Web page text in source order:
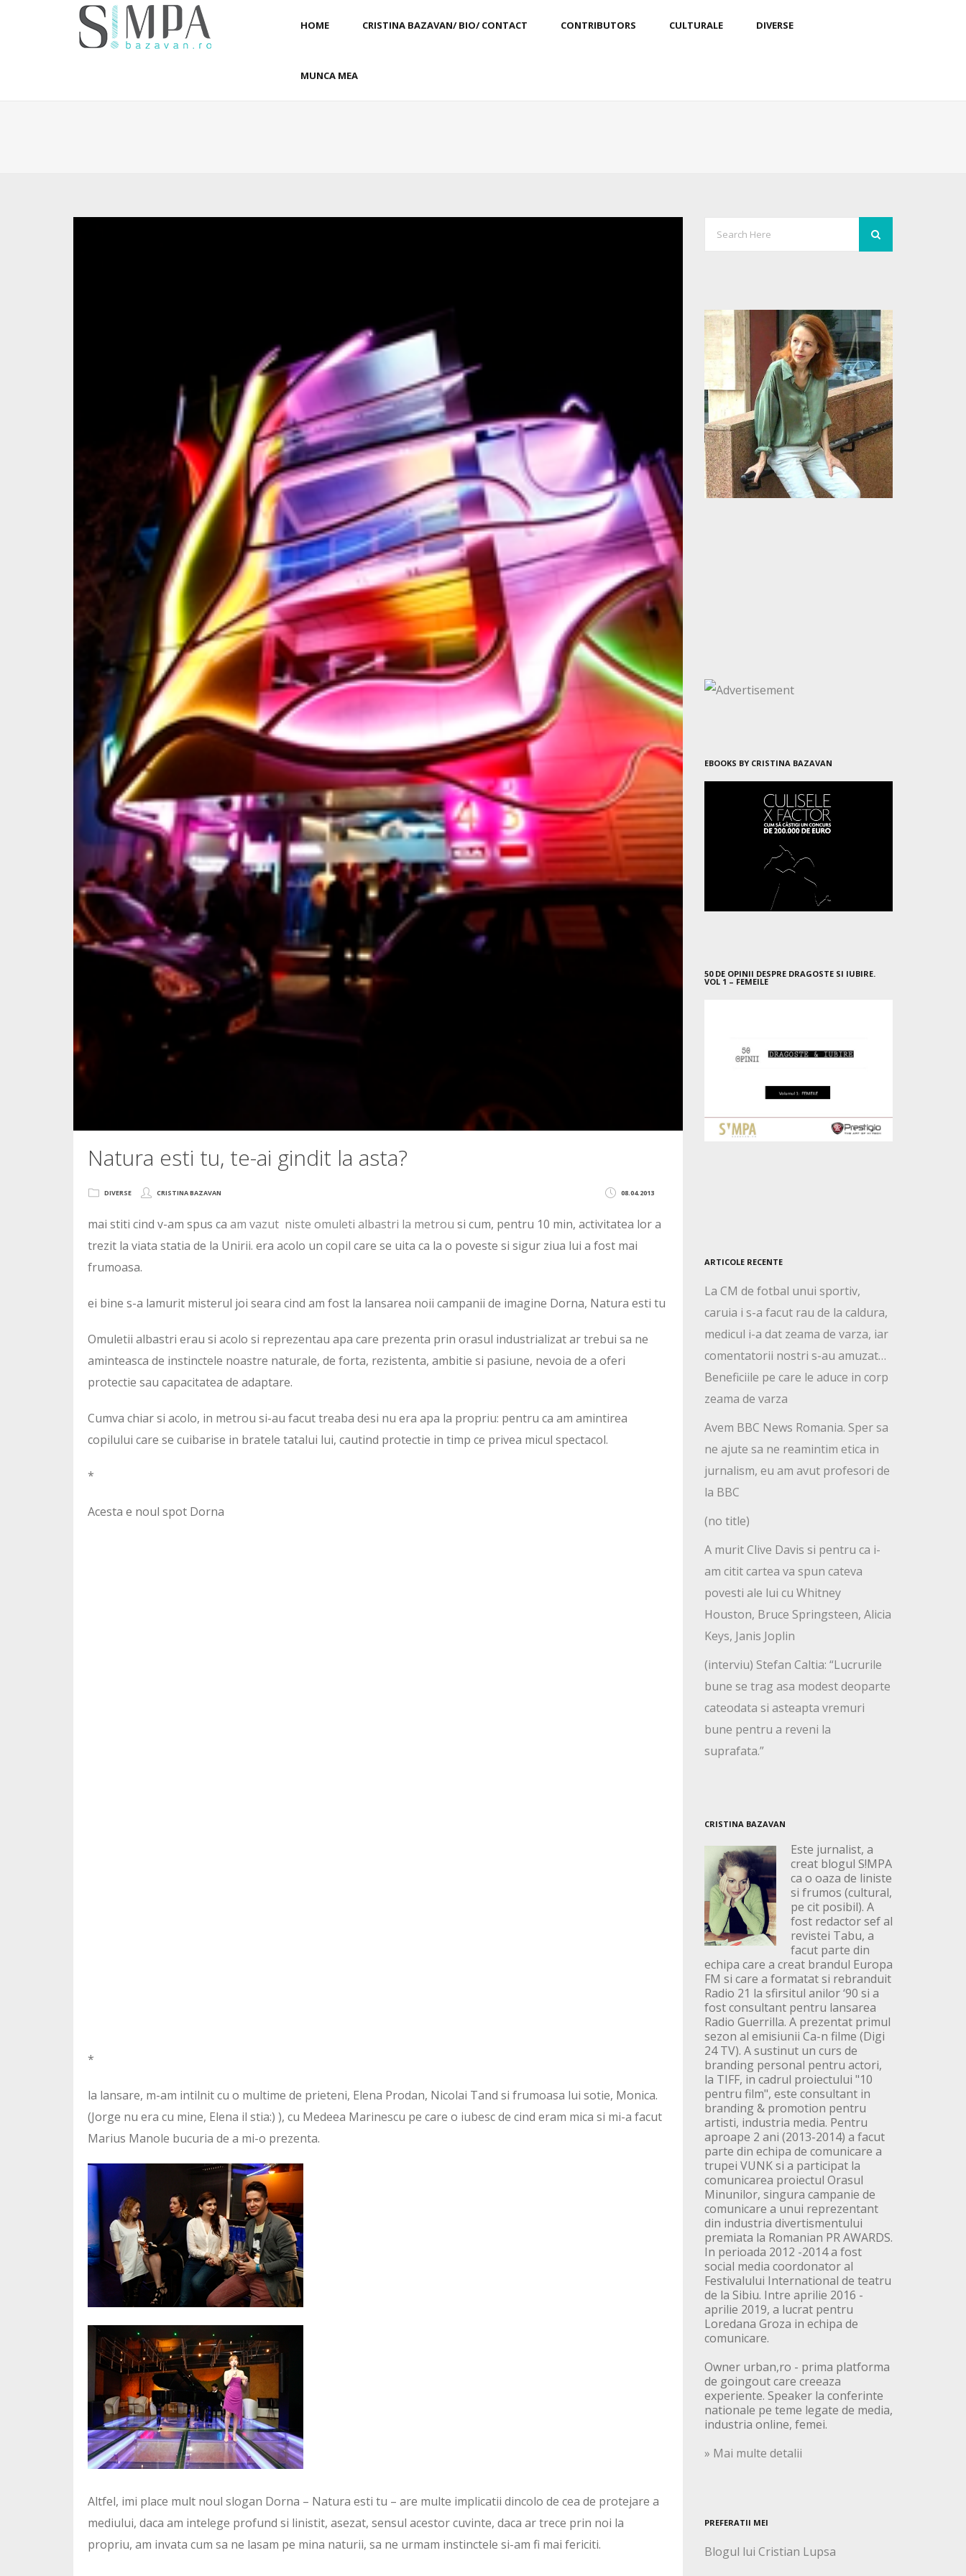
HOME CRISTINA BAZAVAN/ BIO/ CONTACT CONTRIBUTORS CULTURALE DIVERSE
MUNCA MEA
Natura esti tu, te-ai gindit la asta?
08.04.2013
DIVERSE CRISTINA BAZAVAN
mai stiti cind v-am spus ca am vazut niste omuleti albastri la metrou si cum, pentru 10 min, activitatea lor a
trezit la viata statia de la Unirii. era acolo un copil care se uita ca la o poveste si sigur ziua lui a fost mai
frumoasa.
ei bine s-a lamurit misterul joi seara cind am fost la lansarea noii campanii de imagine Dorna, Natura esti tu
Omuletii albastri erau si acolo si reprezentau apa care prezenta prin orasul industrializat ar trebui sa ne
aminteasca de instinctele noastre naturale, de forta, rezistenta, ambitie si pasiune, nevoia de a oferi
protectie sau capacitatea de adaptare.
Cumva chiar si acolo, in metrou si-au facut treaba desi nu era apa la propriu: pentru ca am amintirea
copilului care se cuibarise in bratele tatalui lui, cautind protectie in timp ce privea micul spectacol.
*
Acesta e noul spot Dorna
*
la lansare, m-am intilnit cu o multime de prieteni, Elena Prodan, Nicolai Tand si frumoasa lui sotie, Monica.
(Jorge nu era cu mine, Elena il stia:) ), cu Medeea Marinescu pe care o iubesc de cind eram mica si mi-a facut
Marius Manole bucuria de a mi-o prezenta.
Altfel, imi place mult noul slogan Dorna – Natura esti tu – are multe implicatii dincolo de cea de protejare a
mediului, daca am intelege profund si linistit, asezat, sensul acestor cuvinte, daca ar trece prin noi la
propriu, am invata cum sa ne lasam pe mina naturii, sa ne urmam instinctele si-am fi mai fericiti.
EBOOKS BY CRISTINA BAZAVAN
50 DE OPINII DESPRE DRAGOSTE SI IUBIRE.
VOL 1 – FEMEILE
ARTICOLE RECENTE
La CM de fotbal unui sportiv,
caruia i s-a facut rau de la caldura,
medicul i-a dat zeama de varza, iar
comentatorii nostri s-au amuzat…
Beneficiile pe care le aduce in corp
zeama de varza
Avem BBC News Romania. Sper sa
ne ajute sa ne reamintim etica in
jurnalism, eu am avut profesori de
la BBC
(no title)
A murit Clive Davis si pentru ca i-
am citit cartea va spun cateva
povesti ale lui cu Whitney
Houston, Bruce Springsteen, Alicia
Keys, Janis Joplin
(interviu) Stefan Caltia: “Lucrurile
bune se trag asa modest deoparte
cateodata si asteapta vremuri
bune pentru a reveni la
suprafata.”
CRISTINA BAZAVAN
Este jurnalist, a
creat blogul S!MPA
ca o oaza de liniste
si frumos (cultural,
pe cit posibil). A
fost redactor sef al
revistei Tabu, a
facut parte din
echipa care a creat brandul Europa
FM si care a formatat si rebranduit
Radio 21 la sfirsitul anilor ‘90 si a
fost consultant pentru lansarea
Radio Guerrilla. A prezentat primul
sezon al emisiunii Ca-n filme (Digi
24 TV). A sustinut un curs de
branding personal pentru actori,
la TIFF, in cadrul proiectului "10
pentru film", este consultant in
branding & promotion pentru
artisti, industria media. Pentru
aproape 2 ani (2013-2014) a facut
parte din echipa de comunicare a
trupei VUNK si a participat la
comunicarea proiectul Orasul
Minunilor, singura campanie de
comunicare a unui reprezentant
din industria divertismentului
premiata la Romanian PR AWARDS.
In perioada 2012 -2014 a fost
social media coordonator al
Festivalului International de teatru
de la Sibiu. Intre aprilie 2016 -
aprilie 2019, a lucrat pentru
Loredana Groza in echipa de
comunicare.
Owner urban,ro - prima platforma
de goingout care creeaza
experiente. Speaker la conferinte
nationale pe teme legate de media,
industria online, femei.
» Mai multe detalii
PREFERATII MEI
Blogul lui Cristian Lupsa